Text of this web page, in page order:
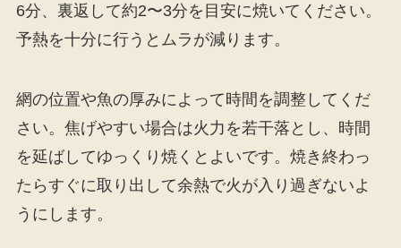
6分、裏返して約2〜3分を目安に焼いてください。
予熱を十分に行うとムラが減ります。
網の位置や魚の厚みによって時間を調整してくだ
さい。焦げやすい場合は火力を若干落とし、時間
を延ばしてゆっくり焼くとよいです。焼き終わっ
たらすぐに取り出して余熱で火が入り過ぎないよ
うにします。